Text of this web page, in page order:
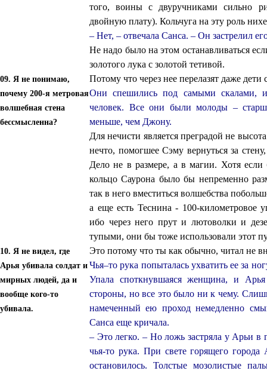
того, воины с двуручниками сильно
двойную плату). Кольчуга на эту роль
– Нет, – отвечала Санса. – Он застрелил
Не надо было на этом останавливаться
золотого лука с золотой тетивой.
09. Я не понимаю,
почему 200-я метровая
волшебная стена
бессмысленна?
Потому что через нее перелазят даже
Они спешились под самыми скалами,
человек. Все они были молоды –
меньше, чем Джону.
Для нечисти является преградой не
нечто, помогшее Сэму вернуться за
Дело не в размере, а в магии. Хотя
кольцо Саурона было бы непременно
так в него вместиться волшебства
а еще есть Теснина - 100-километровое
ибо через него прут и лютоволки и
тупыми, они бы тоже использовали этот
10. Я не видел, где
Арья убивала солдат и
мирных людей, да и
вообще кого-то
убивала.
Это потому что ты как обычно, читал не
Чья–то рука попыталась ухватить ее за
Упала споткнувшаяся женщина, и
стороны, но все это было ни к чему.
намеченный ею проход немедленно
Санса еще кричала.
– Это легко. – Но ложь застряла у Арьи в
чья‑то рука. При свете горящего
остановилось. Толстые мозолистые